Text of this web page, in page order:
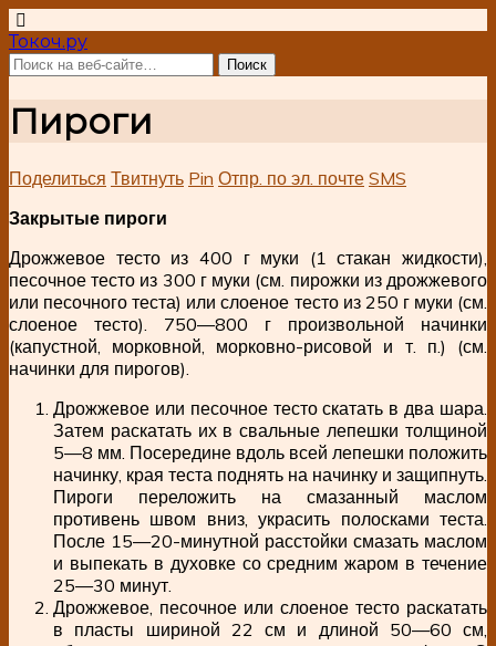
Токоч.ру
Пироги
Поделиться Твитнуть Pin Отпр. по эл. почте SMS
Закрытые пироги
Дрожжевое тесто из 400 г муки (1 стакан жидкости),
песочное тесто из 300 г муки (см. пирожки из дрожжевого
или песочного теста) или слоеное тесто из 250 г муки (см.
слоеное тесто). 750—800 г произвольной начинки
(капустной, морковной, морковно-рисовой и т. п.) (см.
начинки для пирогов).
Дрожжевое или песочное тесто скатать в два шара.
Затем раскатать их в свальные лепешки толщиной
5—8 мм. Посередине вдоль всей лепешки положить
начинку, края теста поднять на начинку и защипнуть.
Пироги переложить на смазанный маслом
противень швом вниз, украсить полосками теста.
После 15—20-минутной расстойки смазать маслом
и выпекать в духовке со средним жаром в течение
25—30 минут.
Дрожжевое, песочное или слоеное тесто раскатать
в пласты шириной 22 см и длиной 50—60 см,